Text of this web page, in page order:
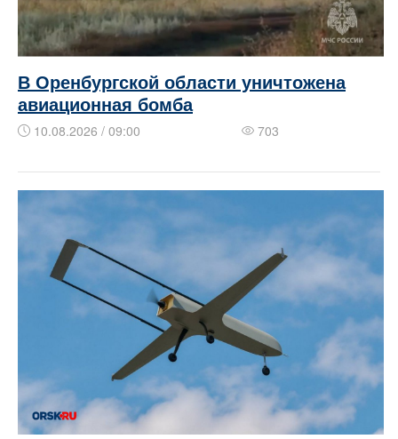
В Оренбургской области уничтожена
авиационная бомба
10.08.2026 / 09:00 703